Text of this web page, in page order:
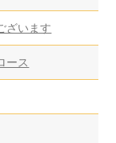
ざいます
ース